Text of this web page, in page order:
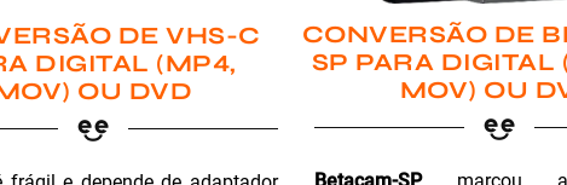
DE VHS-C
DIGITAL (MP4,
OU DVD
CONVERSÃO DE
SP PARA DIGITAL
MOV) OU